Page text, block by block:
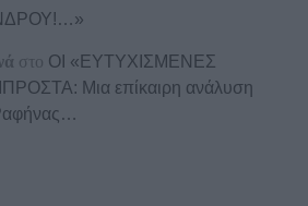
στο ΟΙ «ΕΥΤΥΧΙΣΜΕΝΕΣ
Μια επίκαιρη ανάλυση